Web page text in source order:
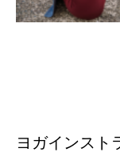
ヨガインスト